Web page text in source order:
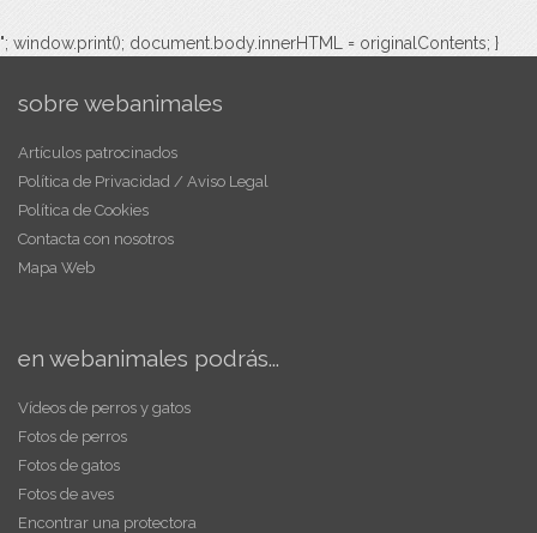
"; window.print(); document.body.innerHTML = originalContents; }
sobre webanimales
Artículos patrocinados
Política de Privacidad / Aviso Legal
Política de Cookies
Contacta con nosotros
Mapa Web
en webanimales podrás...
Vídeos de perros y gatos
Fotos de perros
Fotos de gatos
Fotos de aves
Encontrar una protectora